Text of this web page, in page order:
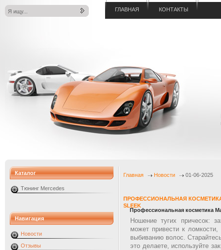
ГЛАВНАЯ КОНТАКТЫ
Каталог
Тюнинг Mercedes
Навигация
Новости
Отзывы
Главная Новости 01-06-2025
ПРОФЕССИОНАЛЬНАЯ КОСМЕТИКА
SLEEK
Профессиональная косметика
Ношение тугих причесок:
может привести к
выбиванию волос.
это делаете, используйте